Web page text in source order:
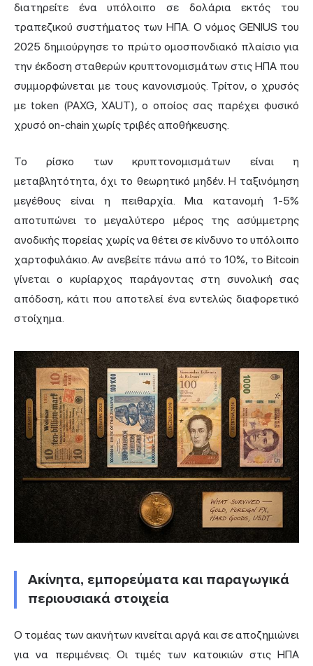
διατηρείτε ένα υπόλοιπο σε δολάρια εκτός του
τραπεζικού συστήματος των ΗΠΑ. Ο νόμος GENIUS του
2025 δημιούργησε το πρώτο ομοσπονδιακό πλαίσιο για
την έκδοση σταθερών κρυπτονομισμάτων στις ΗΠΑ που
συμμορφώνεται με τους κανονισμούς. Τρίτον, ο χρυσός
με token (PAXG, XAUT), ο οποίος σας παρέχει φυσικό
χρυσό on-chain χωρίς τριβές αποθήκευσης.
Το ρίσκο των κρυπτονομισμάτων είναι η
μεταβλητότητα, όχι το θεωρητικό μηδέν. Η ταξινόμηση
μεγέθους είναι η πειθαρχία. Μια κατανομή 1-5%
αποτυπώνει το μεγαλύτερο μέρος της ασύμμετρης
ανοδικής πορείας χωρίς να θέτει σε κίνδυνο το υπόλοιπο
χαρτοφυλάκιο. Αν ανεβείτε πάνω από το 10%, το Bitcoin
γίνεται ο κυρίαρχος παράγοντας στη συνολική σας
απόδοση, κάτι που αποτελεί ένα εντελώς διαφορετικό
στοίχημα.
Ακίνητα, εμπορεύματα και παραγωγικά
περιουσιακά στοιχεία
Ο τομέας των ακινήτων κινείται αργά και σε αποζημιώνει
για να περιμένεις. Οι τιμές των κατοικιών στις ΗΠΑ